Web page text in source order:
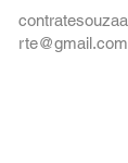
contratesouzaa
rte@gmail.com